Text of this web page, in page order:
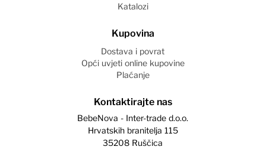
Katalozi
Kupovina
Dostava i povrat
Opći uvjeti online kupovine
Plaćanje
Kontaktirajte nas
BebeNova - Inter-trade d.o.o.
Hrvatskih branitelja 115
35208 Ruščica